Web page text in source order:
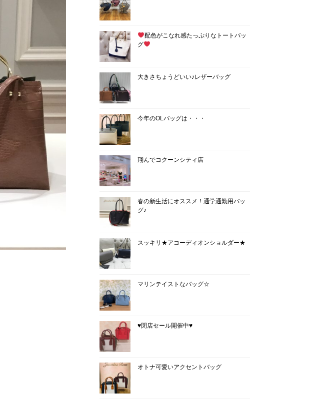
配色がこなれ感たっぷりなトートバッ
グ
大きさちょうどいい♪レザーバッグ
今年のOLバッグは・・・
翔んでコクーンシティ店
春の新生活にオススメ！通学通勤用バッ
グ♪
スッキリ★アコーディオンショルダー★
マリンテイストなバッグ☆
♥閉店セール開催中♥
オトナ可愛いアクセントバッグ